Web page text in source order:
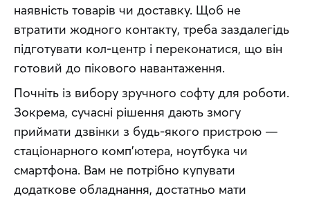
наявність товарів чи доставку. Щоб не
втратити жодного контакту, треба заздалегідь
підготувати кол-центр і переконатися, що він
готовий до пікового навантаження.
Почніть із вибору зручного софту для роботи.
Зокрема, сучасні рішення дають змогу
приймати дзвінки з будь-якого пристрою —
стаціонарного комп’ютера, ноутбука чи
смартфона. Вам не потрібно купувати
додаткове обладнання, достатньо мати